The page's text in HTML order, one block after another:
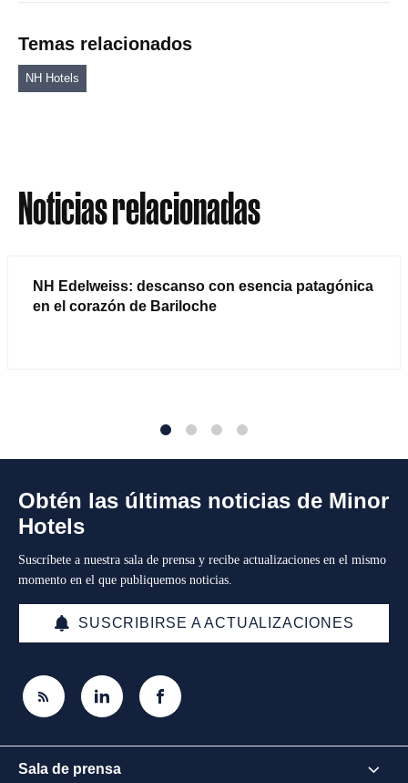
Temas relacionados
NH Hotels
Noticias relacionadas
NH Edelweiss: descanso con esencia patagónica
en el corazón de Bariloche
Obtén las últimas noticias de Minor
Hotels
Suscríbete a nuestra sala de prensa y recibe actualizaciones en el mismo
momento en el que publiquemos noticias.
SUSCRIBIRSE A ACTUALIZACIONES
Sala de prensa